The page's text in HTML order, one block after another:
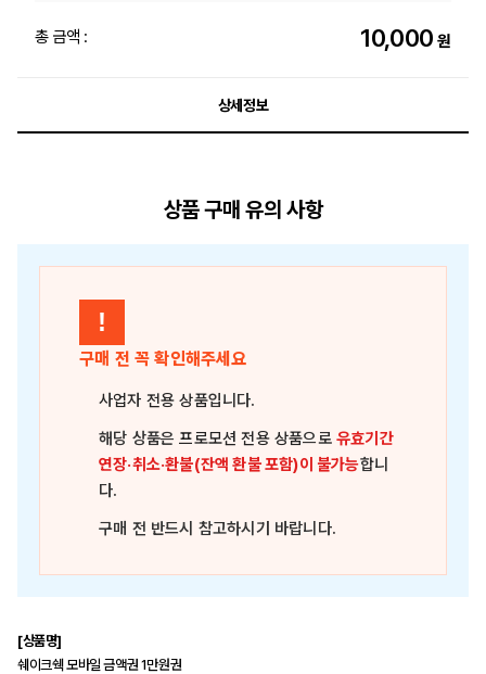
총 금액 : 10,000 원
상세정보
상품 구매 유의 사항
!
구매 전 꼭 확인해주세요
사업자 전용 상품입니다.
해당 상품은프로모션 전용 상품으로유효기간
연장·취소·환불(잔액 환불 포함)이 불가능합니
다.
구매 전 반드시 참고하시기 바랍니다.
[상품명]
쉐이크쉑 모바일 금액권 1만원권